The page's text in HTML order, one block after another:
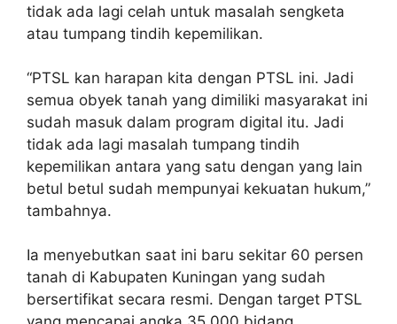
tidak ada lagi celah untuk masalah sengketa
atau tumpang tindih kepemilikan.
“PTSL kan harapan kita dengan PTSL ini. Jadi
semua obyek tanah yang dimiliki masyarakat ini
sudah masuk dalam program digital itu. Jadi
tidak ada lagi masalah tumpang tindih
kepemilikan antara yang satu dengan yang lain
betul betul sudah mempunyai kekuatan hukum,”
tambahnya.
Ia menyebutkan saat ini baru sekitar 60 persen
tanah di Kabupaten Kuningan yang sudah
bersertifikat secara resmi. Dengan target PTSL